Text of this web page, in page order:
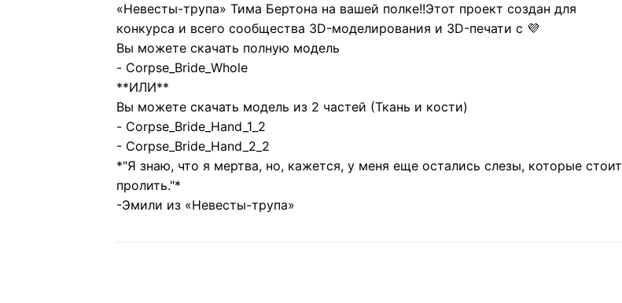
«Невесты-трупа» Тима Бертона на вашей полке!!Этот проект создан для
конкурса и всего сообщества 3D-моделирования и 3D-печати с 💜
Вы можете скачать полную модель
- Corpse_Bride_Whole
**ИЛИ**
Вы можете скачать модель из 2 частей (Ткань и кости)
- Corpse_Bride_Hand_1_2
- Corpse_Bride_Hand_2_2
*"Я знаю, что я мертва, но, кажется, у меня еще остались слезы, которые стоит
пролить."*
-Эмили из «Невесты-трупа»